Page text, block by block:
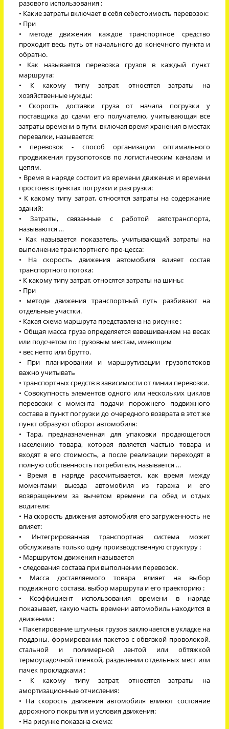
разового использования :
• Какие затраты включает в себя себестоимость перевозок:
• При
• методе движения каждое транспортное средство
проходит весь путь от начального до конечного пункта и
обратно.
• Как называется перевозка грузов в каждый пункт
маршрута:
• К какому типу затрат, относятся затраты на
хозяйственные нужды:
• Скорость доставки груза от начала погрузки у
поставщика до сдачи его получателю, учитывающая все
затраты времени в пути, включая время хранения в местах
перевалки, называется:
• перевозок - способ организации оптимального
продвижения грузопотоков по логистическим каналам и
цепям.
• Время в наряде состоит из времени движения и времени
простоев в пунктах погрузки и разгрузки:
• К какому типу затрат, относятся затраты на содержание
зданий:
• Затраты, связанные с работой автотранспорта,
называются …
• Как называется показатель, учитывающий затраты на
выполнение транспортного про-цесса:
• На скорость движения автомобиля влияет состав
транспортного потока:
• К какому типу затрат, относятся затраты на шины:
• При
• методе движения транспортный путь разбивают на
отдельные участки.
• Какая схема маршрута представлена на рисунке :
• Общая масса груза определяется взвешиванием на весах
или подсчетом по грузовым местам, имеющим
• вес нетто или брутто.
• При планировании и маршрутизации грузопотоков
важно учитывать
• транспортных средств в зависимости от линии перевозки.
• Совокупность элементов одного или нескольких циклов
перевозки с момента подачи порожнего подвижного
состава в пункт погрузки до очередного возврата в этот же
пункт образуют оборот автомобиля:
• Тара, предназначенная для упаковки продающегося
населению товара, которая является частью товара и
входят в его стоимость, а после реализации переходят в
полную собственность потребителя, называется …
• Время в наряде рассчитывается, как время между
моментами выезда автомобиля из гаража и его
возвращением за вычетом времени па обед и отдых
водителя:
• На скорость движения автомобиля его загруженность не
влияет:
• Интегрированная транспортная система может
обслуживать только одну производственную структуру :
• Маршрутом движения называется
• следования состава при выполнении перевозок.
• Масса доставляемого товара влияет на выбор
подвижного состава, выбор маршрута и его траекторию :
• Коэффициент использования времени в наряде
показывает, какую часть времени автомобиль находится в
движении :
• Пакетирование штучных грузов заключается в укладке на
поддоны, формировании пакетов с обвязкой проволокой,
стальной и полимерной лентой или обтяжкой
термоусадочной пленкой, разделении отдельных мест или
пачек прокладками :
• К какому типу затрат, относятся затраты на
амортизационные отчисления:
• На скорость движения автомобиля влияют состояние
дорожного покрытия и условия движения:
• На рисунке показана схема: